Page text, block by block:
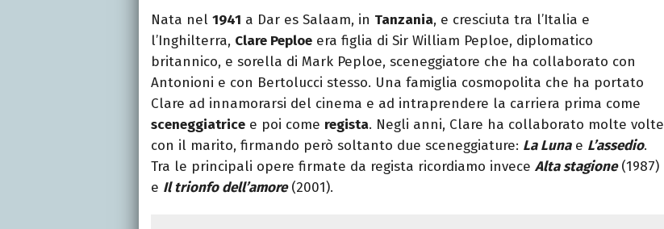
Nata nel 1941 a Dar es Salaam, in Tanzania, e cresciuta tra l’Italia e
l’Inghilterra, Clare Peploe era figlia di Sir William Peploe, diplomatico
britannico, e sorella di Mark Peploe, sceneggiatore che ha collaborato con
Antonioni e con Bertolucci stesso. Una famiglia cosmopolita che ha portato
Clare ad innamorarsi del cinema e ad intraprendere la carriera prima come
sceneggiatrice e poi come regista. Negli anni, Clare ha collaborato molte volte
con il marito, firmando però soltanto due sceneggiature: La Lunae L’assedio.
Tra le principali opere firmate da regista ricordiamo invece Alta stagione(1987)
e Il trionfo dell’amore(2001).